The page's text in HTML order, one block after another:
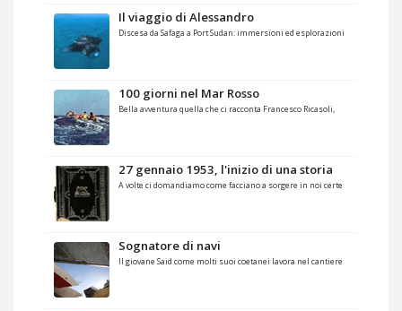
Il viaggio di Alessandro
Discesa da Safaga a Port Sudan: immersioni ed esplorazioni
100 giorni nel Mar Rosso
Bella avventura quella che ci racconta Francesco Ricasoli,
27 gennaio 1953, l'inizio di una storia
A volte ci domandiamo come facciano a sorgere in noi certe
Sognatore di navi
Il giovane Said come molti suoi coetanei lavora nel cantiere